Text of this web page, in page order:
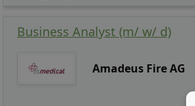
Business Analyst (m/ w/ d)
Amadeus Fire AG